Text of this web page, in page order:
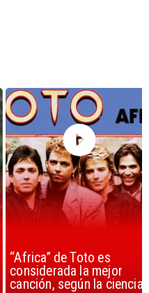
“Africa” de Toto es
considerada la mejor
canción, según la ciencia